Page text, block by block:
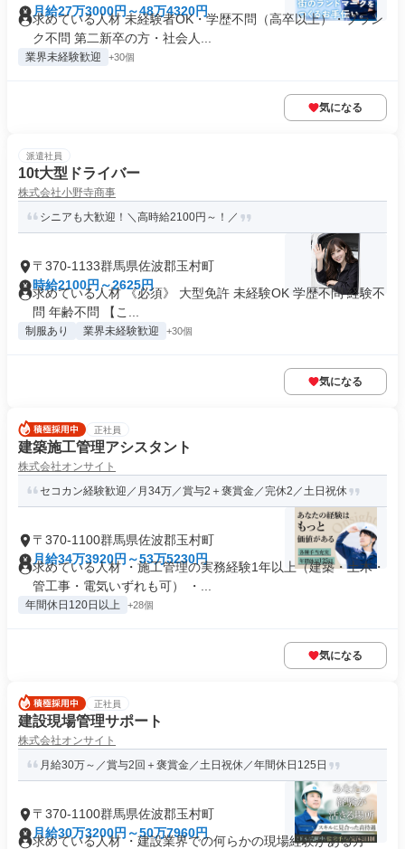
月給27万3000円～48万4320円
求めている人材 未経験者OK・学歴不問（高卒以上）・ブラン
ク不問 第二新卒の方・社会人...
業界未経験歓迎 +30個
気になる
派遣社員
10t大型ドライバー
株式会社小野寺商事
シニアも大歓迎！＼高時給2100円～！／
〒370-1133群馬県佐波郡玉村町
時給2100円～2625円
求めている人材 《必須》 大型免許 未経験OK 学歴不問 経験不
問 年齢不問 【こ...
制服あり 業界未経験歓迎 +30個
気になる
正社員
建築施工管理アシスタント
株式会社オンサイト
セコカン経験歓迎／月34万／賞与2＋褒賞金／完休2／土日祝休
〒370-1100群馬県佐波郡玉村町
月給34万3920円～53万5230円
求めている人材 ・施工管理の実務経験1年以上（建築・土木・
管工事・電気いずれも可） ・...
年間休日120日以上 +28個
気になる
正社員
建設現場管理サポート
株式会社オンサイト
月給30万～／賞与2回＋褒賞金／土日祝休／年間休日125日
〒370-1100群馬県佐波郡玉村町
月給30万3200円～50万7960円
求めている人材 ・建設業界での何らかの現場経験がある方